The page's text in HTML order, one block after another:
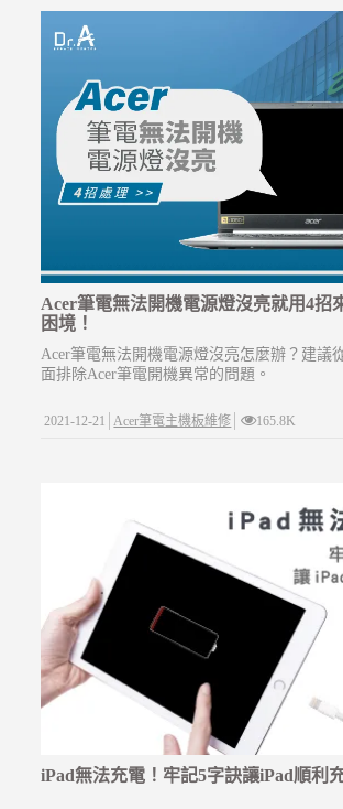
Acer筆電無法開機電源燈沒亮就用4招
困境！
Acer筆電無法開機電源燈沒亮怎麼辦？建議
面排除Acer筆電開機異常的問題。
2021-12-21 Acer筆電主機板維修 165.8K
iPad無法充電！牢記5字訣讓iPad順利